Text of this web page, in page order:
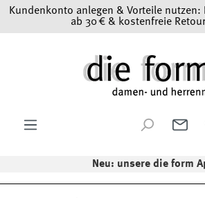
Zum Hauptinhalt springen
Kundenkonto anlegen & Vorteile nutzen:
ab 30 € & kostenfreie
Neu: unsere die form